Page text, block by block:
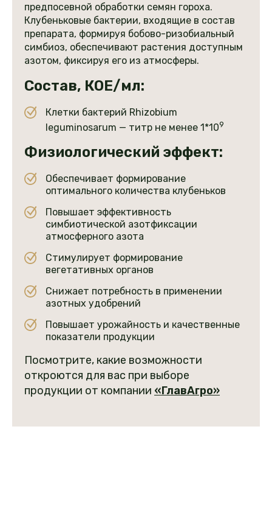
предпосевной обработки семян гороха.
Клубеньковые бактерии, входящие в состав
препарата, формируя бобово-ризобиальный
симбиоз, обеспечивают растения доступным
азотом, фиксируя его из атмосферы.
Состав, КОЕ/мл:
Клетки бактерий Rhizobium
leguminosarum — титр не менее 1*109
Физиологический эффект:
Обеспечивает формирование
оптимального количества клубеньков
Повышает эффективность
симбиотической азотфиксации
атмосферного азота
Стимулирует формирование
вегетативных органов
Снижает потребность в применении
азотных удобрений
Повышает урожайность и качественные
показатели продукции
Посмотрите, какие возможности
откроются для вас при выборе
продукции от компании «ГлавАгро»